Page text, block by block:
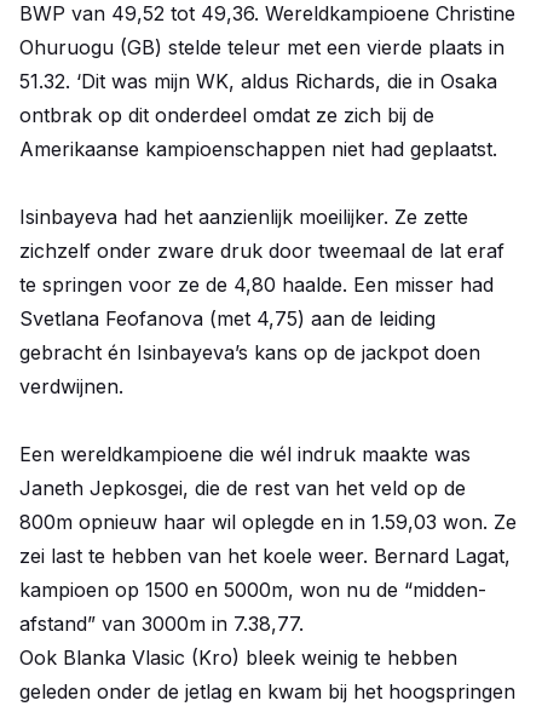
BWP van 49,52 tot 49,36. Wereldkampioene Christine
Ohuruogu (GB) stelde teleur met een vierde plaats in
51.32. ‘Dit was mijn WK, aldus Richards, die in Osaka
ontbrak op dit onderdeel omdat ze zich bij de
Amerikaanse kampioenschappen niet had geplaatst.
Isinbayeva had het aanzienlijk moeilijker. Ze zette
zichzelf onder zware druk door tweemaal de lat eraf
te springen voor ze de 4,80 haalde. Een misser had
Svetlana Feofanova (met 4,75) aan de leiding
gebracht én Isinbayeva’s kans op de jackpot doen
verdwijnen.
Een wereldkampioene die wél indruk maakte was
Janeth Jepkosgei, die de rest van het veld op de
800m opnieuw haar wil oplegde en in 1.59,03 won. Ze
zei last te hebben van het koele weer. Bernard Lagat,
kampioen op 1500 en 5000m, won nu de “midden-
afstand” van 3000m in 7.38,77.
Ook Blanka Vlasic (Kro) bleek weinig te hebben
geleden onder de jetlag en kwam bij het hoogspringen